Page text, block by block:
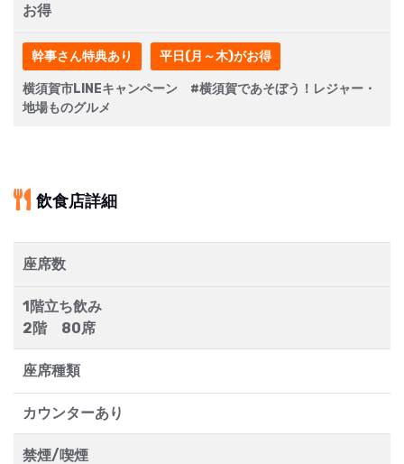
お得
幹事さん特典あり 平日(月～木)がお得
横須賀市LINEキャンペーン #横須賀であそぼう！レジャー・
地場ものグルメ
飲食店詳細
座席数
1階立ち飲み
2階 80席
座席種類
カウンターあり
禁煙/喫煙